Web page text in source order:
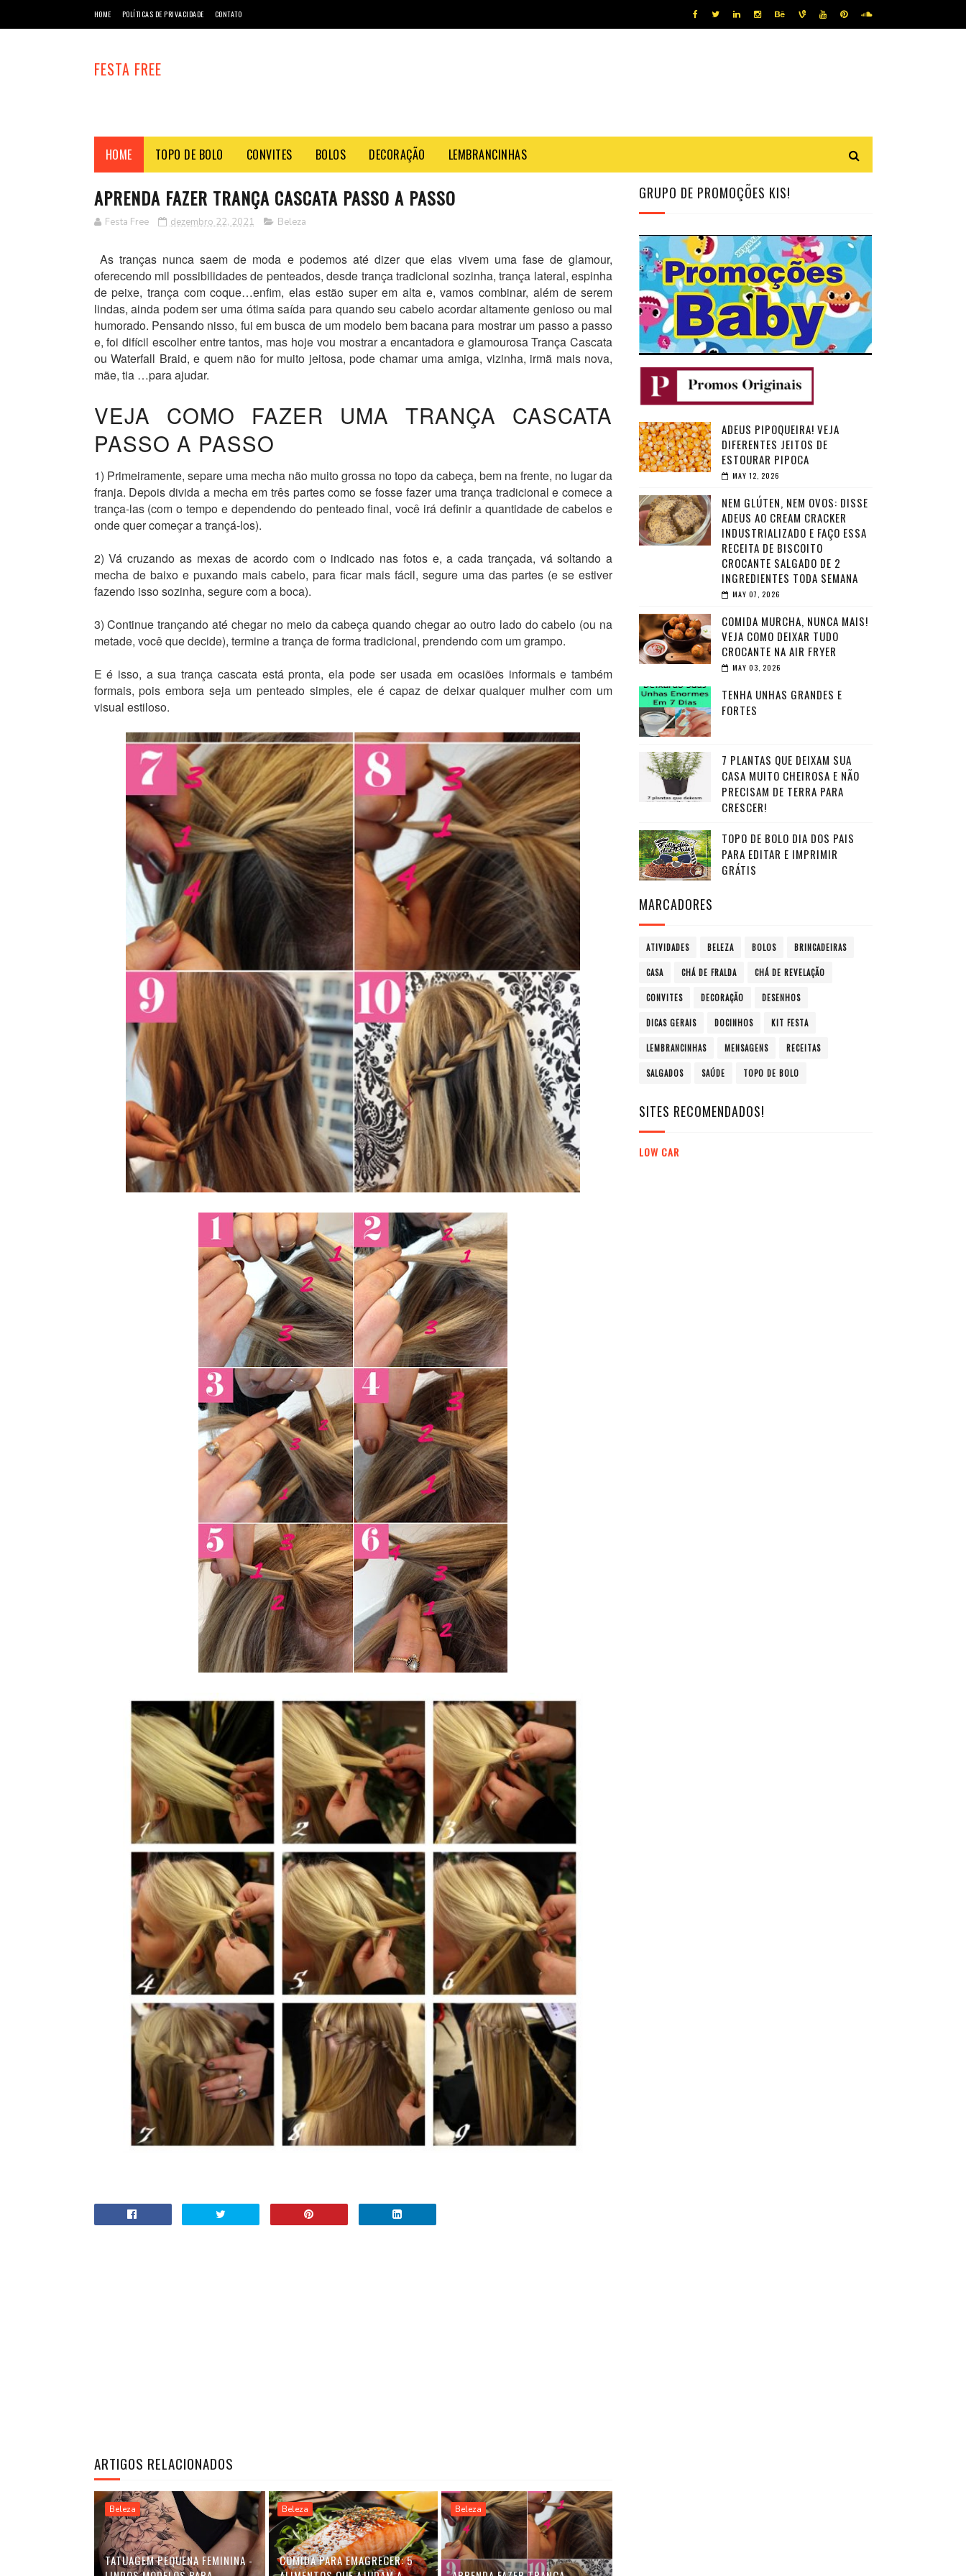
HOME POLÍTICAS DE PRIVACIDADE CONTATO
FESTA FREE
HOME TOPO DE BOLO CONVITES BOLOS DECORAÇÃO LEMBRANCINHAS
APRENDA FAZER TRANÇA CASCATA PASSO A PASSO
Festa Free dezembro 22, 2021 Beleza
As tranças nunca saem de moda e podemos até dizer que elas vivem uma fase de glamour,
oferecendo mil possibilidades de penteados, desde trança tradicional sozinha, trança lateral, espinha
de peixe, trança com coque…enfim, elas estão super em alta e, vamos combinar, além de serem
lindas, ainda podem ser uma ótima saída para quando seu cabelo acordar altamente genioso ou mal
humorado. Pensando nisso, fui em busca de um modelo bem bacana para mostrar um passo a passo
e, foi difícil escolher entre tantos, mas hoje vou mostrar a encantadora e glamourosa Trança Cascata
ou Waterfall Braid, e quem não for muito jeitosa, pode chamar uma amiga, vizinha, irmã mais nova,
mãe, tia …para ajudar.
VEJA COMO FAZER UMA TRANÇA CASCATA
PASSO A PASSO
1) Primeiramente, separe uma mecha não muito grossa no topo da cabeça, bem na frente, no lugar da
franja. Depois divida a mecha em três partes como se fosse fazer uma trança tradicional e comece a
trança-las (com o tempo e dependendo do penteado final, você irá definir a quantidade de cabelos e
onde quer começar a trançá-los).
2) Vá cruzando as mexas de acordo com o indicado nas fotos e, a cada trançada, vá soltando a
mecha de baixo e puxando mais cabelo, para ficar mais fácil, segure uma das partes (e se estiver
fazendo isso sozinha, segure com a boca).
3) Continue trançando até chegar no meio da cabeça quando chegar ao outro lado do cabelo (ou na
metade, você que decide), termine a trança de forma tradicional, prendendo com um grampo.
E é isso, a sua trança cascata está pronta, ela pode ser usada em ocasiões informais e também
formais, pois embora seja um penteado simples, ele é capaz de deixar qualquer mulher com um
visual estiloso.
ARTIGOS RELACIONADOS
Beleza
TATUAGEM PEQUENA FEMININA -
Beleza
COMIDA PARA EMAGRECER: 5
Beleza
GRUPO DE PROMOÇÕES KIS!
ADEUS PIPOQUEIRA! VEJA
DIFERENTES JEITOS DE
ESTOURAR PIPOCA
MAY 12, 2026
NEM GLÚTEN, NEM OVOS: DISSE
ADEUS AO CREAM CRACKER
INDUSTRIALIZADO E FAÇO ESSA
RECEITA DE BISCOITO
CROCANTE SALGADO DE 2
INGREDIENTES TODA SEMANA
MAY 07, 2026
COMIDA MURCHA, NUNCA MAIS!
VEJA COMO DEIXAR TUDO
CROCANTE NA AIR FRYER
MAY 03, 2026
TENHA UNHAS GRANDES E
FORTES
7 PLANTAS QUE DEIXAM SUA
CASA MUITO CHEIROSA E NÃO
PRECISAM DE TERRA PARA
CRESCER!
TOPO DE BOLO DIA DOS PAIS
PARA EDITAR E IMPRIMIR
GRÁTIS
MARCADORES
ATIVIDADES BELEZA BOLOS BRINCADEIRAS
CASA CHÁ DE FRALDA CHÁ DE REVELAÇÃO
CONVITES DECORAÇÃO DESENHOS
DICAS GERAIS DOCINHOS KIT FESTA
LEMBRANCINHAS MENSAGENS RECEITAS
SALGADOS SAÚDE TOPO DE BOLO
SITES RECOMENDADOS!
LOW CAR